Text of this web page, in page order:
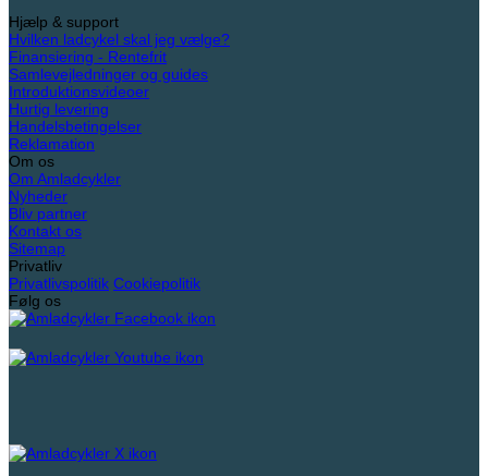
Hjælp & support
Hvilken ladcykel skal jeg vælge?
Finansiering - Rentefrit
Samlevejledninger og guides
Introduktionsvideoer
Hurtig levering
Handelsbetingelser
Reklamation
Om os
Om Amladcykler
Nyheder
Bliv partner
Kontakt os
Sitemap
Privatliv
Privatlivspolitik Cookiepolitik
Følg os